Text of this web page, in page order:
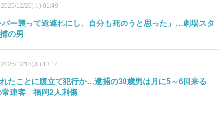
2025/12/20(土) 01:49
バー襲って道連れにし、自分も死のうと思った」…劇場スタ
の男
2025/12/18(木) 13:14
たことに腹立て犯行か…逮捕の30歳男は月に5～6回来る
常連客 福岡2人刺傷